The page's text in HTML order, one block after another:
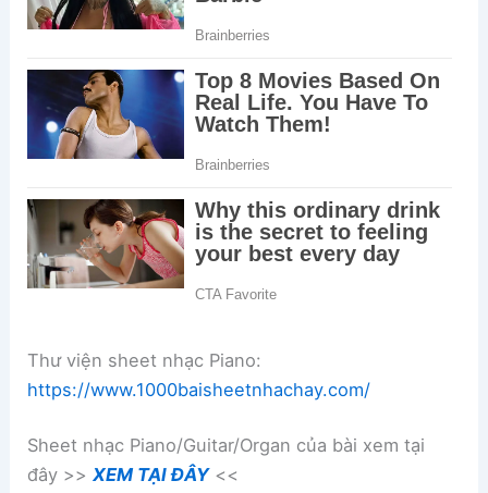
Thư viện sheet nhạc Piano:
https://www.1000baisheetnhachay.com/
Sheet nhạc Piano/Guitar/Organ của bài xem tại
đây >>XEM TẠI ĐÂY<<